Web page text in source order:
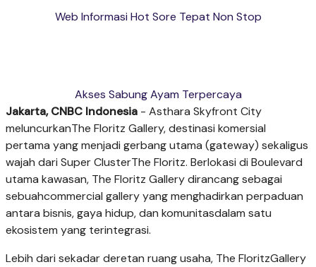
Web Informasi Hot Sore Tepat Non Stop
Akses Sabung Ayam Terpercaya
Jakarta, CNBC Indonesia - Asthara Skyfront City
meluncurkanThe Floritz Gallery, destinasi komersial
pertama yang menjadi gerbang utama (gateway) sekaligus
wajah dari Super ClusterThe Floritz. Berlokasi di Boulevard
utama kawasan, The Floritz Gallery dirancang sebagai
sebuahcommercial gallery yang menghadirkan perpaduan
antara bisnis, gaya hidup, dan komunitasdalam satu
ekosistem yang terintegrasi.
Lebih dari sekadar deretan ruang usaha, The FloritzGallery